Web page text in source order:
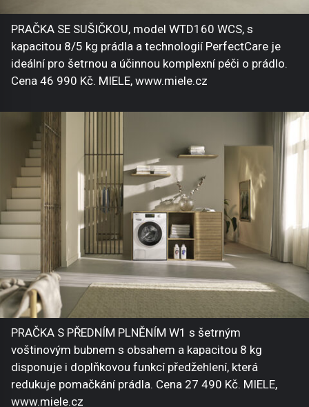
PRAČKA SE SUŠIČKOU, model WTD160 WCS, s
kapacitou 8/5 kg prádla a technologií PerfectCare je
ideální pro šetrnou a účinnou komplexní péči o prádlo.
Cena 46 990 Kč. MIELE, www.miele.cz
PRAČKA S PŘEDNÍM PLNĚNÍM W1 s šetrným
voštinovým bubnem s obsahem a kapacitou 8 kg
disponuje i doplňkovou funkcí předžehlení, která
redukuje pomačkání prádla. Cena 27 490 Kč. MIELE,
www.miele.cz